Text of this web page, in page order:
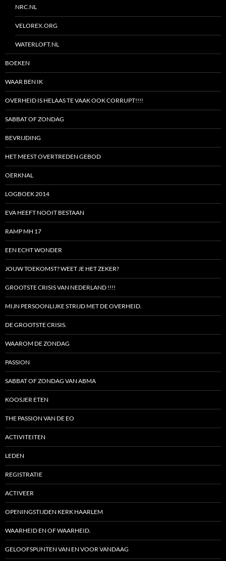
NRC.NL
VELOREX.ORG
WATERLOFT.NL
BOEKEN
WAAR BEN IK
OVERHEID IS HELAAS TE VAAK OOK CORRUPT!!!!
SABBAT OF ZONDAG
BEVRIJDING
HET MEEST OVERTREDEN GEBOD
OERKNAL
LOGBOEK 2014
EVA HEEFT NOOIT BESTAAN
RAMP MH 17
EEN ECHT WONDER
JOUW TOEKOMST? WEET JE HET ZEKER?
GROOTSTE CRISIS VAN NEDERLAND !!!!
MIJN PERSOONLIJKE STRIJD MET DE OVERHEID.
DE GROOTSTE CRISIS.
WAAROM DE ZONDAG
PASSION
SABBAT OF ZONDAG VAN ABMA
KOOSJER ETEN
THE PASSION VAN DE EO
ACTIVITEITEN
LEDEN
REGISTRATIE
ACTIVEER
OPENINGSTIJDEN KERK HAARLEM
WAARHEID EN OF WAARHEID.
GELOOFSPUNTEN VAN EN VOOR VANDAAG